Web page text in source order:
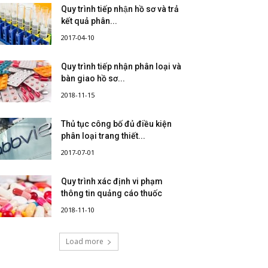
Quy trình tiếp nhận hồ sơ và trả
kết quả phân...
2017-04-10
Quy trình tiếp nhận phân loại và
bàn giao hồ sơ...
2018-11-15
Thủ tục công bố đủ điều kiện
phân loại trang thiết...
2017-07-01
Quy trình xác định vi phạm
thông tin quảng cáo thuốc
2018-11-10
Load more